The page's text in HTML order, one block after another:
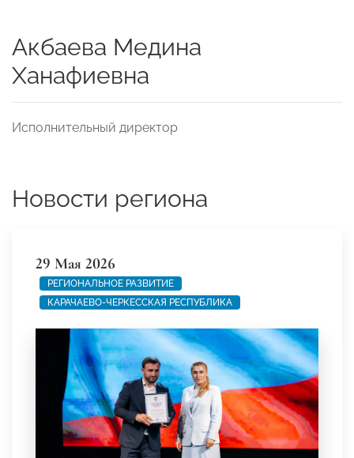
Акбаева Медина
Ханафиевна
Исполнительный директор
Новости региона
29 Мая 2026
РЕГИОНАЛЬНОЕ РАЗВИТИЕ
КАРАЧАЕВО-ЧЕРКЕССКАЯ РЕСПУБЛИКА